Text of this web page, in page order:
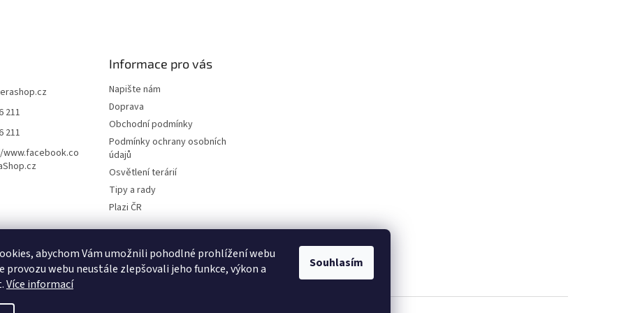
abychom Vám umožnili pohodlné prohlížení webu
provozu webu neustále zlepšovali jeho funkce, výkon a
Více informací
Souhlasím
211
211
Informace pro vás
Napište nám
Doprava
Obchodní podmínky
Podmínky ochrany osobních
údajů
Osvětlení terárií
Tipy a rady
Plazi ČR